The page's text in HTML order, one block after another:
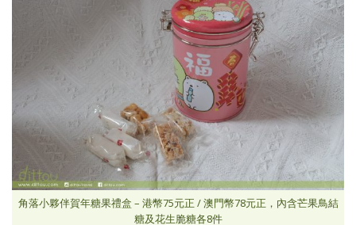
角落小夥伴賀年糖果禮盒 – 港幣75元正 / 澳門幣78元正，內含芒果鳥結
糖及花生脆糖各8件